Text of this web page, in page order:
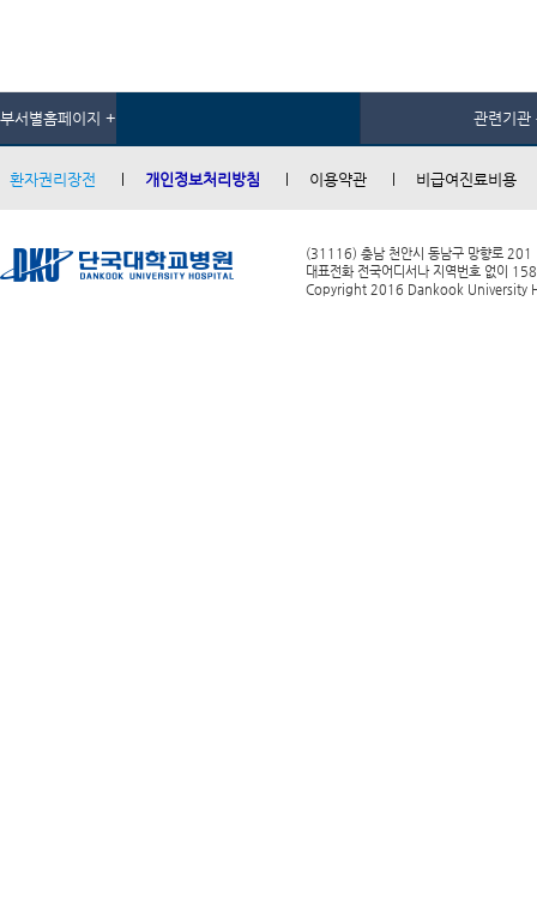
부서별홈페이지 + 관련기관
환자권리장전 개인정보처리방침 이용약관 비급여진료비용
(31116) 충남 천안시 동남구 망향로 201
대표전화 전국어디서나 지역번호 없이
Copyright 2016 Dankook University